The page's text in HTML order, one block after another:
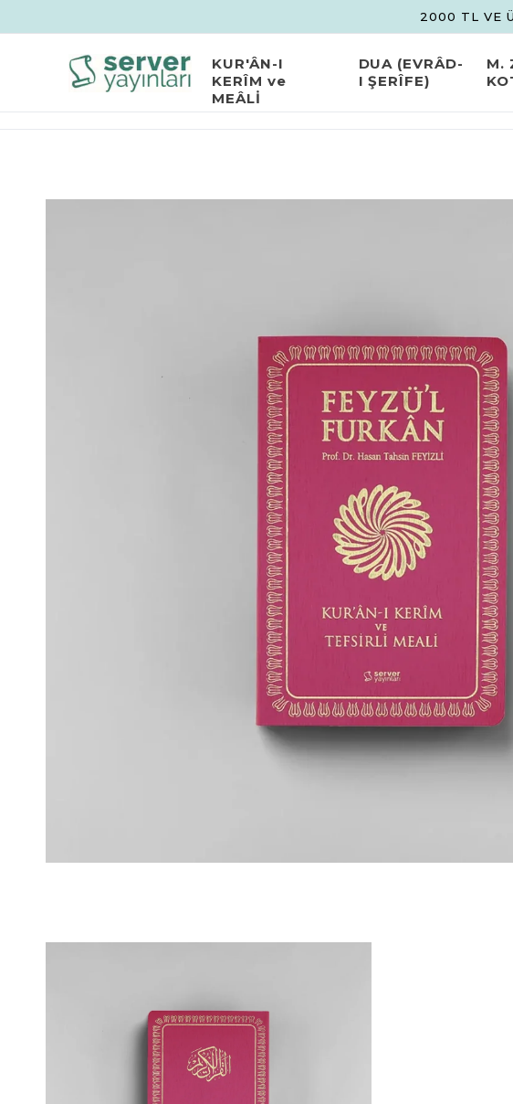
2000 TL VE
KUR'ÂN-I
KERÎM ve
MEÂLİ
DUA (EVRÂD-
I ŞERÎFE)
M.